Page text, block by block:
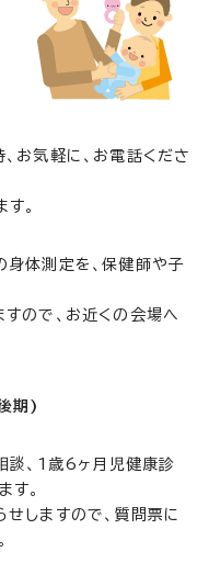
お気軽に、お電話くださ
。
体測定を、保健師や子
ので、お近くの会場へ
期)
談、1歳6ヶ月児健康診
す。
しますので、質問票に